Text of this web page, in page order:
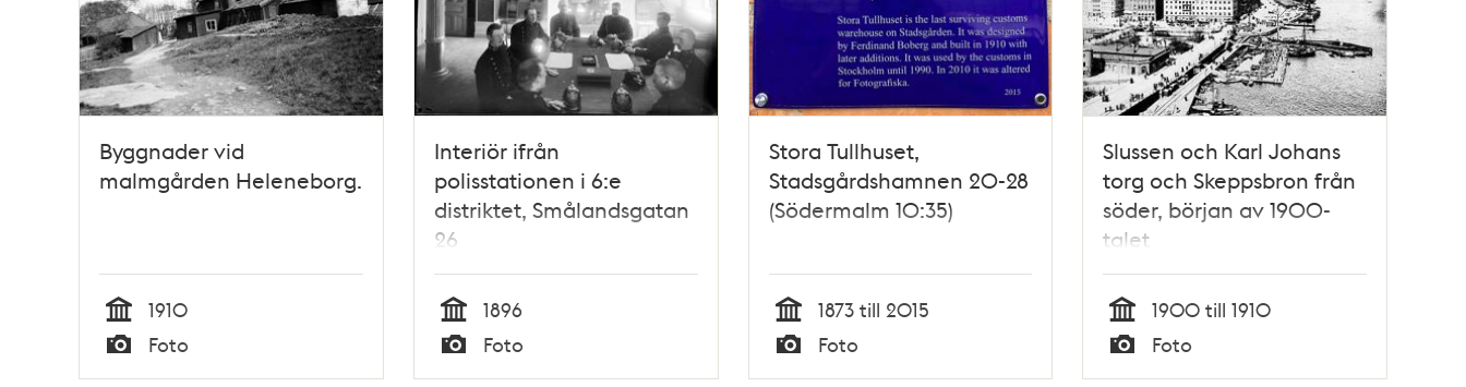
Byggnader vid
malmgården Heleneborg.
Tid
1910
Typ
Foto
Interiör ifrån
polisstationen i 6:e
distriktet, Smålandsgatan
26
Tid
1896
Typ
Foto
Stora Tullhuset,
Stadsgårdshamnen 20-28
(Södermalm 10:35)
Tid
1873 till 2015
Typ
Foto
Slussen och Karl Johans
torg och Skeppsbron från
söder, början av 1900-
talet
Tid
1900 till 1910
Typ
Foto